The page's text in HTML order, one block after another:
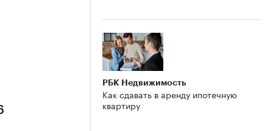
РБК Недвижимость
Как сдавать в аренду ипотечную
квартиру